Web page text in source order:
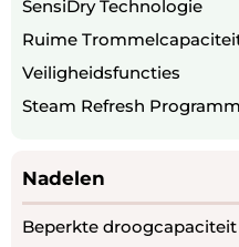
SensiDry Technologie
Ruime
Veiligheidsfuncties
Steam Refresh
Nadelen
Beperkte droogcapaciteit